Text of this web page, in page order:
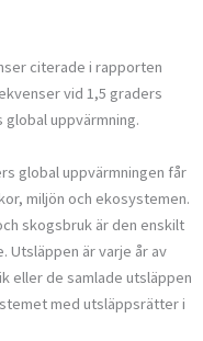
citerade i rapporten
vid 1,5 graders
uppvärmning.
global uppvärmningen får
miljön och ekosystemen.
skogsbruk är den enskilt
Utsläppen är varje år av
eller de samlade utsläppen
med utsläpps­rätter i